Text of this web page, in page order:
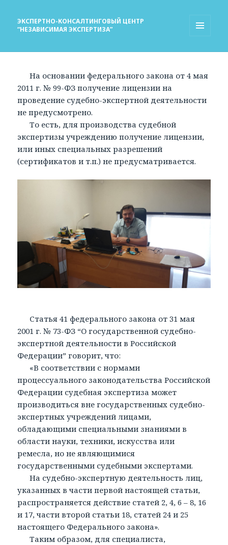
ЭКСПЕРТНО-КОНСАЛТИНГОВЫЙ ЦЕНТР
“НЕЗАВИСИМАЯ ЭКСПЕРТИЗА”
На основании федерального закона от 4 мая
2011 г. № 99-ФЗ получение лицензии на
проведение судебно-экспертной деятельности
не предусмотрено.
То есть, для производства судебной
экспертизы учреждению получение лицензии,
или иных специальных разрешений
(сертификатов и т.п.) не предусматривается.
Статья 41 федерального закона от 31 мая
2001 г. № 73-ФЗ “О государственной судебно-
экспертной деятельности в Российской
Федерации” говорит, что:
«В соответствии с нормами
процессуального законодательства Российской
Федерации судебная экспертиза может
производиться вне государственных судебно-
экспертных учреждений лицами,
обладающими специальными знаниями в
области науки, техники, искусства или
ремесла, но не являющимися
государственными судебными экспертами.
На судебно-экспертную деятельность лиц,
указанных в части первой настоящей статьи,
распространяется действие статей 2, 4, 6 – 8, 16
и 17, части второй статьи 18, статей 24 и 25
настоящего Федерального закона».
Таким образом, для специалиста,